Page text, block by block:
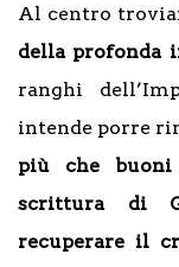
Al centro
della profonda
ranghi
intende porre
più che
scrittura di
recuperare il